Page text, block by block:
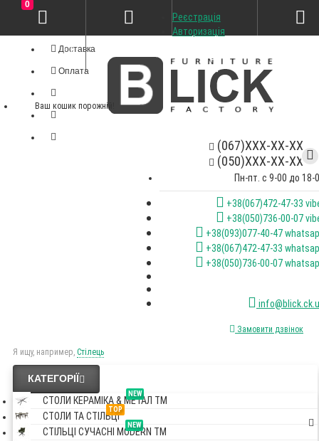
Доставка
Оплата
(067)XXX-XX-XX
(050)XXX-XX-XX
Пн-пт. с 9-00 до 18-
+38(067)472-47-33
+38(050)736-00-07
+38(093)077-40-47
+38(067)472-47-33
+38(050)736-00-07
Замовити дзвінок
Я ищу, например, Стілець
Реєстрація
Авторизація
0
Ваш кошик порожній!
КАТЕГОРІЇ
NEW
СТОЛИ КЕРАМІКА & МЕТАЛ TM
TOP
СТОЛИ ТА СТІЛЬЦІ
NEW
СТІЛЬЦІ СУЧАСНІ MODERN TM